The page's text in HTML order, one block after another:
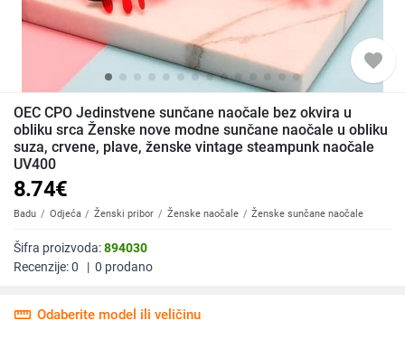
favorite
OEC CPO Jedinstvene sunčane naočale bez okvira u
obliku srca Ženske nove modne sunčane naočale u obliku
suza, crvene, plave, ženske vintage steampunk naočale
UV400
8.74€
Badu Odjeća Ženski pribor Ženske naočale Ženske sunčane naočale
Šifra proizvoda:894030
Recenzije:0 | 0 prodano
straighten Odaberite model ili veličinu